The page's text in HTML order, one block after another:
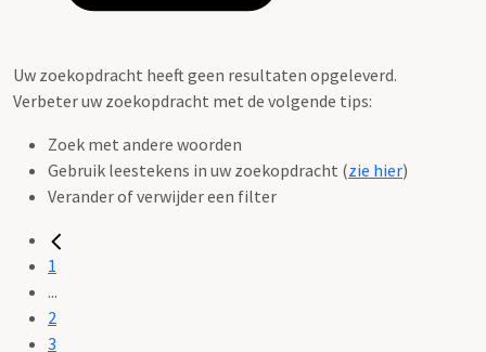
Uw zoekopdracht heeft geen resultaten opgeleverd.
Verbeter uw zoekopdracht met de volgende tips:
Zoek met andere woorden
Gebruik leestekens in uw zoekopdracht (zie hier)
Verander of verwijder een filter
1
...
2
3